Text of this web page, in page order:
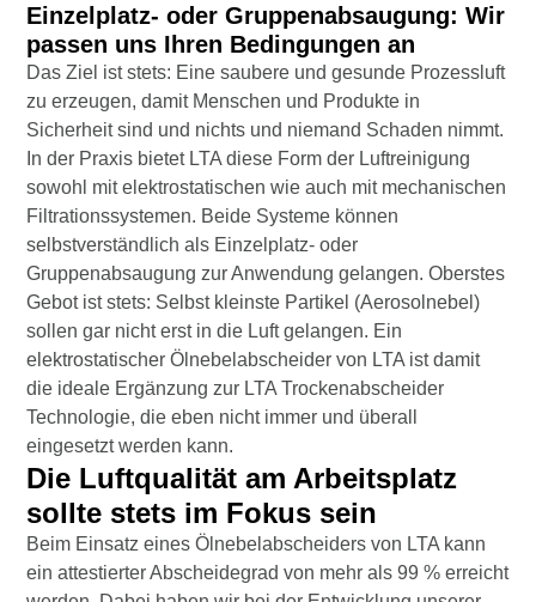
Einzelplatz- oder Gruppenabsaugung: Wir
passen uns Ihren Bedingungen an
Das Ziel ist stets: Eine saubere und gesunde Prozessluft
zu erzeugen, damit Menschen und Produkte in
Sicherheit sind und nichts und niemand Schaden nimmt.
In der Praxis bietet LTA diese Form der Luftreinigung
sowohl mit elektrostatischen wie auch mit mechanischen
Filtrationssystemen. Beide Systeme können
selbstverständlich als Einzelplatz- oder
Gruppenabsaugung zur Anwendung gelangen. Oberstes
Gebot ist stets: Selbst kleinste Partikel (Aerosolnebel)
sollen gar nicht erst in die Luft gelangen. Ein
elektrostatischer Ölnebelabscheider von LTA ist damit
die ideale Ergänzung zur LTA Trockenabscheider
Technologie, die eben nicht immer und überall
eingesetzt werden kann.
Die Luftqualität am Arbeitsplatz
sollte stets im Fokus sein
Beim Einsatz eines Ölnebelabscheiders von LTA kann
ein attestierter Abscheidegrad von mehr als 99 % erreicht